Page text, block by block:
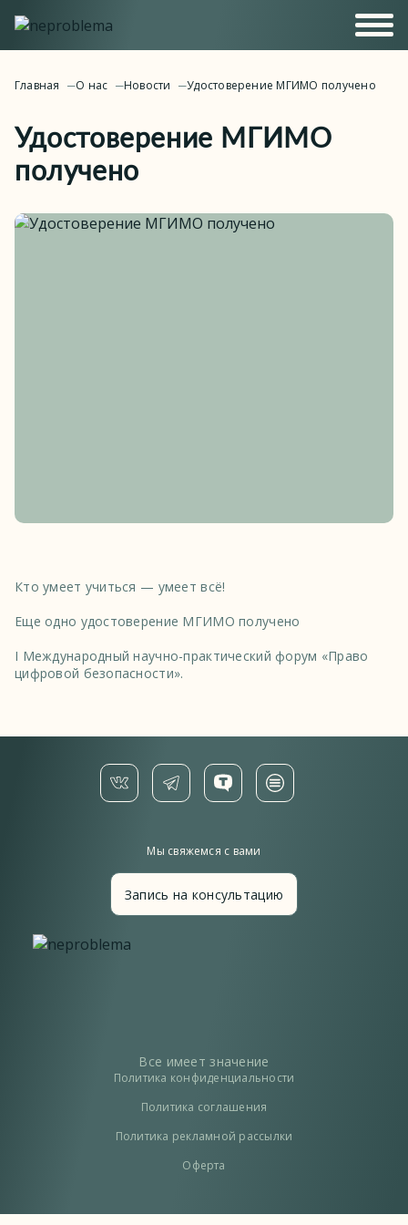
Главная О нас Новости Удостоверение МГИМО получено
Удостоверение МГИМО
получено
Кто умеет учиться — умеет всё!
Еще одно удостоверение МГИМО получено
І Международный научно-практический форум «Право
цифровой безопасности».
Мы свяжемся с вами
Запись на консультацию
Все имеет значение
Политика конфиденциальности
Политика соглашения
Политика рекламной рассылки
Оферта